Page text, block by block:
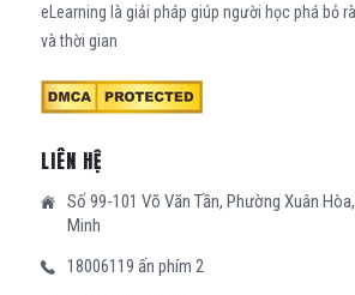
eLearning là giải pháp giúp người học phá bỏ
và thời gian
LIÊN HỆ
Số 99-101 Võ Văn Tần, Phường Xuân
Minh
18006119 ấn phím 2